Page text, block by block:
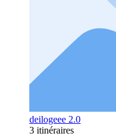
deilogeee 2.0
3 itinéraires